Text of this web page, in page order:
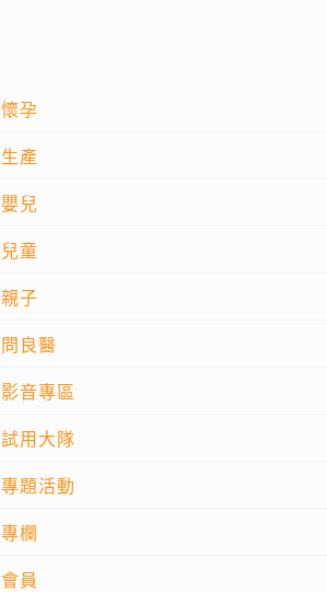
懷孕
生產
嬰兒
兒童
親子
問良醫
影音專區
試用大隊
專題活動
專欄
會員